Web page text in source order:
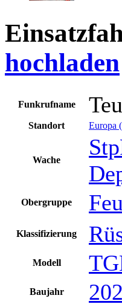
hochladen
Funkrufname
Standort Europa
Wache
Obergruppe
Klassifizierung
Modell
Baujahr